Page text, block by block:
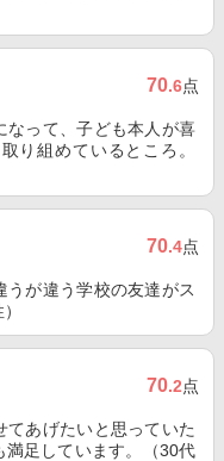
70.6点
なって、子ども本人が喜
り組めているところ。
70.4点
が違う学校の友達がス
70.2点
あげたいと思っていた
足しています。（30代